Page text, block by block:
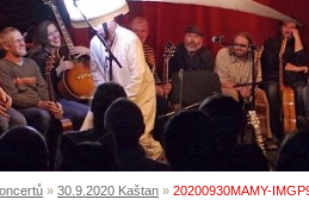
» 30.9.2020 Kaštan » 20200930MAMY-